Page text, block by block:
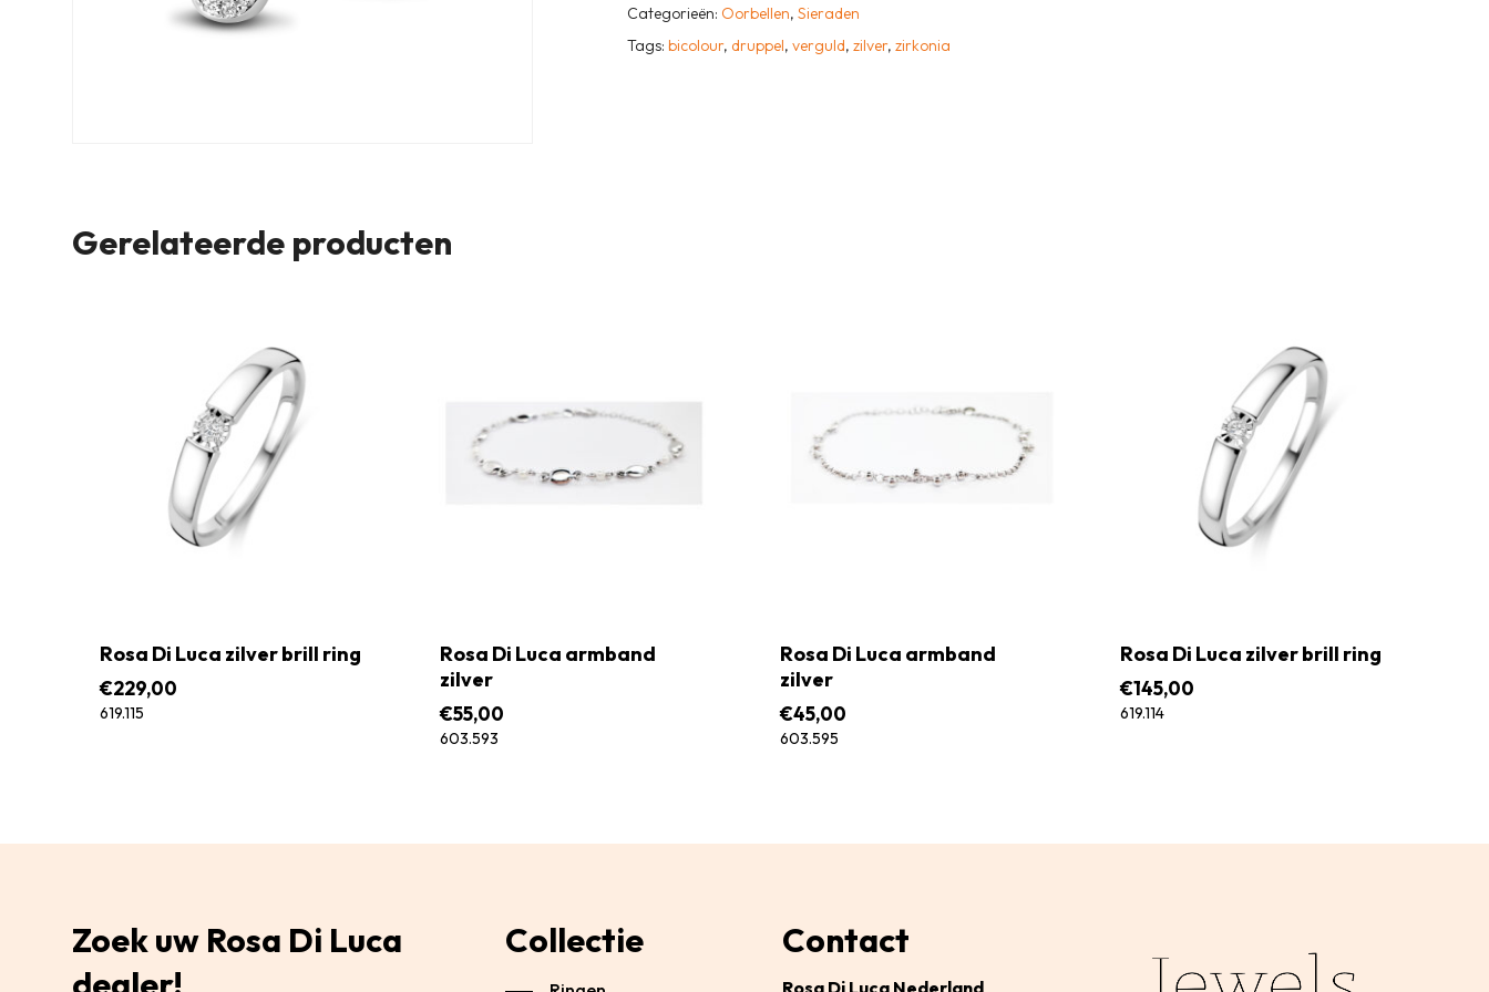
Categorieën: Oorbellen, Sieraden
Tags: bicolour, druppel, verguld, zilver, zirkonia
Gerelateerde producten
Rosa Di Luca zilver brill ring
€229,00
619.115
Rosa Di Luca armband
zilver
€55,00
603.593
Rosa Di Luca armband
zilver
€45,00
603.595
Rosa Di Luca zilver brill ring
€145,00
619.114
Zoek uw Rosa Di Luca
Collectie Contact